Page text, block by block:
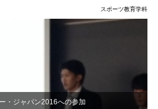
スポーツ教育学科
・ジャパン2016への参加